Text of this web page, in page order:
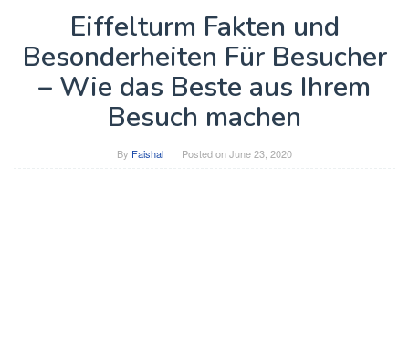
Eiffelturm Fakten und
Besonderheiten Für Besucher
– Wie das Beste aus Ihrem
Besuch machen
By Faishal Posted onJune 23, 2020